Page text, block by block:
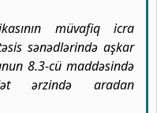
müvafiq icra
sənədlərində aşkar
8.3-cü maddəsində
ərzində aradan